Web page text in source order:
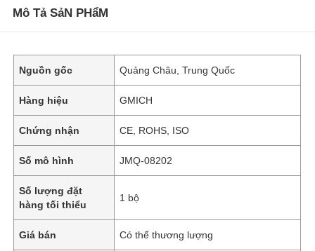
Mô Tả SảN PHẩM
Nguồn gốc Quảng Châu, Trung Quốc
Hàng hiệu GMICH
Chứng nhận CE, ROHS, ISO
Số mô hình JMQ-08202
Số lượng đặt
hàng tối thiểu
1 bộ
Giá bán Có thể thương lượng